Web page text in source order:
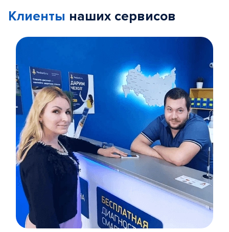
Клиенты наших сервисов